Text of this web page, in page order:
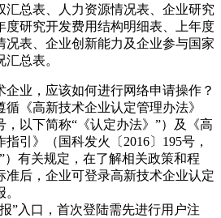
汇总表、人力资源情况表、企业研究
度研究开发费用结构明细表、上年度
况表、企业创新能力及企业参与国家
总表。
业，应该如何进行网络申请操作？
《高新技术企业认定管理办法》
，以下简称“《认定办法》”）及《高
引》（国科发火〔2016〕195号，
）有关规定，在了解相关政策和程
准后，企业可登录高新技术企业认定
”入口，首次登陆需先进行用户注